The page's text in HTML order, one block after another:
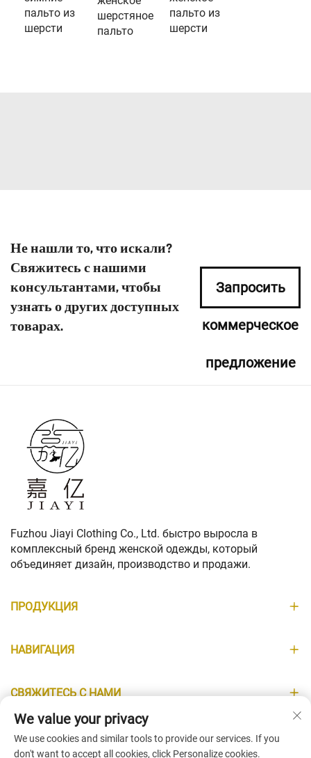
пальто из
шерсти
шерстяное
пальто
пальто из
шерсти
Не нашли то, что искали?
Свяжитесь с нашими
консультантами, чтобы
узнать о других доступных
товарах.
Запросить
коммерческое
предложение
Fuzhou Jiayi Clothing Co., Ltd. быстро выросла в
комплексный бренд женской одежды, который
объединяет дизайн, производство и продажи.
ПРОДУКЦИЯ
НАВИГАЦИЯ
СВЯЖИТЕСЬ С НАМИ
ИНФОРМАЦИЯ
We value your privacy
We use cookies and similar tools to provide our services. If you
don't want to accept all cookies, click Personalize cookies.